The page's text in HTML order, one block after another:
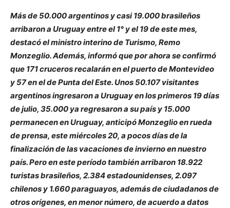
Más de 50.000 argentinos y casi 19.000 brasileños
arribaron a Uruguay entre el 1° y el 19 de este mes,
destacó el ministro interino de Turismo, Remo
Monzeglio. Además, informó que por ahora se confirmó
que 171 cruceros recalarán en el puerto de Montevideo
y 57 en el de Punta del Este. Unos 50.107 visitantes
argentinos ingresaron a Uruguay en los primeros 19 días
de julio, 35.000 ya regresaron a su país y 15.000
permanecen en Uruguay, anticipó Monzeglio en rueda
de prensa, este miércoles 20, a pocos días de la
finalización de las vacaciones de invierno en nuestro
país. Pero en este período también arribaron 18.922
turistas brasileños, 2.384 estadounidenses, 2.097
chilenos y 1.660 paraguayos, además de ciudadanos de
otros orígenes, en menor número, de acuerdo a datos